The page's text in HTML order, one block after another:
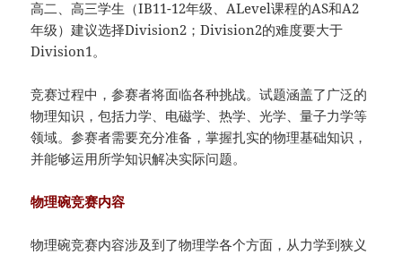
高二、高三学生（IB11-12年级、ALevel课程的AS和A2
年级）建议选择Division2；Division2的难度要大于
Division1。
竞赛过程中，参赛者将面临各种挑战。试题涵盖了广泛的
物理知识，包括力学、电磁学、热学、光学、量子力学等
领域。参赛者需要充分准备，掌握扎实的物理基础知识，
并能够运用所学知识解决实际问题。
物理碗竞赛内容
物理碗竞赛内容涉及到了物理学各个方面，从力学到狭义